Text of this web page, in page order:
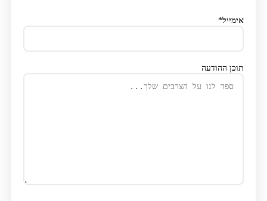
אימייל*
תוכן ההודעה